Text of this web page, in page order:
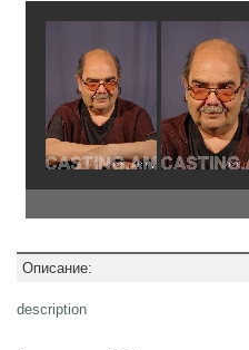
Описание:
description